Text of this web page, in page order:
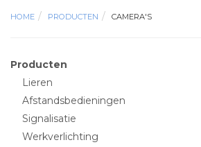
HOME PRODUCTEN CAMERA'S
Producten
Lieren
Afstandsbedieningen
Signalisatie
Werkverlichting